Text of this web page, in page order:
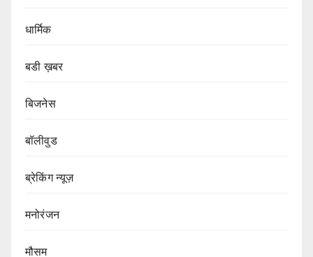
धार्मिक
बडी ख़बर
बिजनेस
बॉलीवुड
ब्रेकिंग न्यूज़
मनोरंजन
मौसम